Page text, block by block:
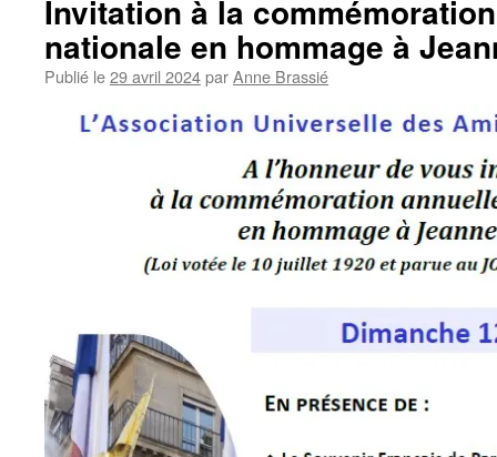
Invitation à la
nationale en hommage à
Publié le29 avril 2024parAnne Brassié